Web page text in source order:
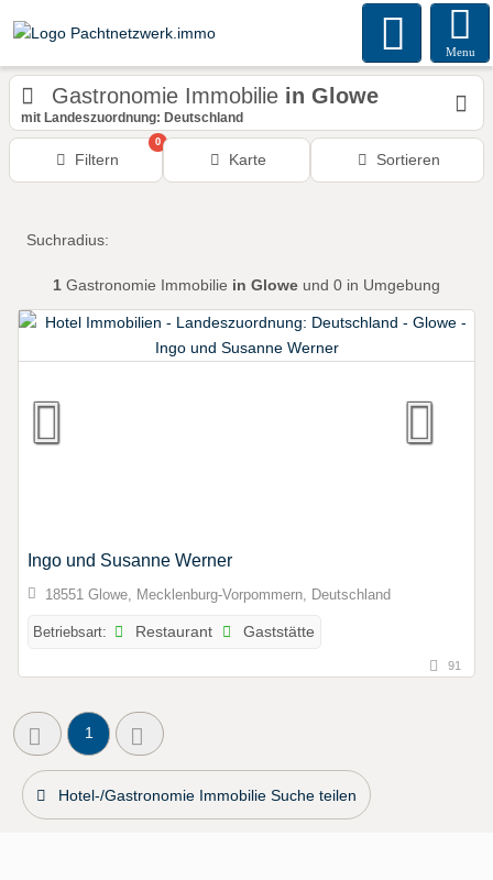
Menu
Gastronomie Immobilie in Glowe
mit Landeszuordnung: Deutschland
Filtern
0
Karte Sortieren
Suchradius:
1 Gastronomie Immobilie in Glowe und 0 in Umgebung
Ingo und Susanne Werner
18551 Glowe, Mecklenburg-Vorpommern, Deutschland
Betriebsart: Restaurant Gaststätte
91
1
Hotel-/Gastronomie Immobilie Suche teilen